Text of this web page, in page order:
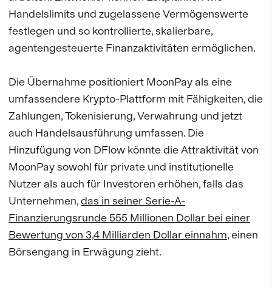
Handelslimits und zugelassene Vermögenswerte
festlegen und so kontrollierte, skalierbare,
agentengesteuerte Finanzaktivitäten ermöglichen.
Die Übernahme positioniert MoonPay als eine
umfassendere Krypto-Plattform mit Fähigkeiten, die
Zahlungen, Tokenisierung, Verwahrung und jetzt
auch Handelsausführung umfassen. Die
Hinzufügung von DFlow könnte die Attraktivität von
MoonPay sowohl für private und institutionelle
Nutzer als auch für Investoren erhöhen, falls das
Unternehmen,das in seiner Serie-A-
Finanzierungsrunde 555 Millionen Dollar bei einer
Bewertung von 3,4 Milliarden Dollar einnahm, einen
Börsengang in Erwägung zieht.